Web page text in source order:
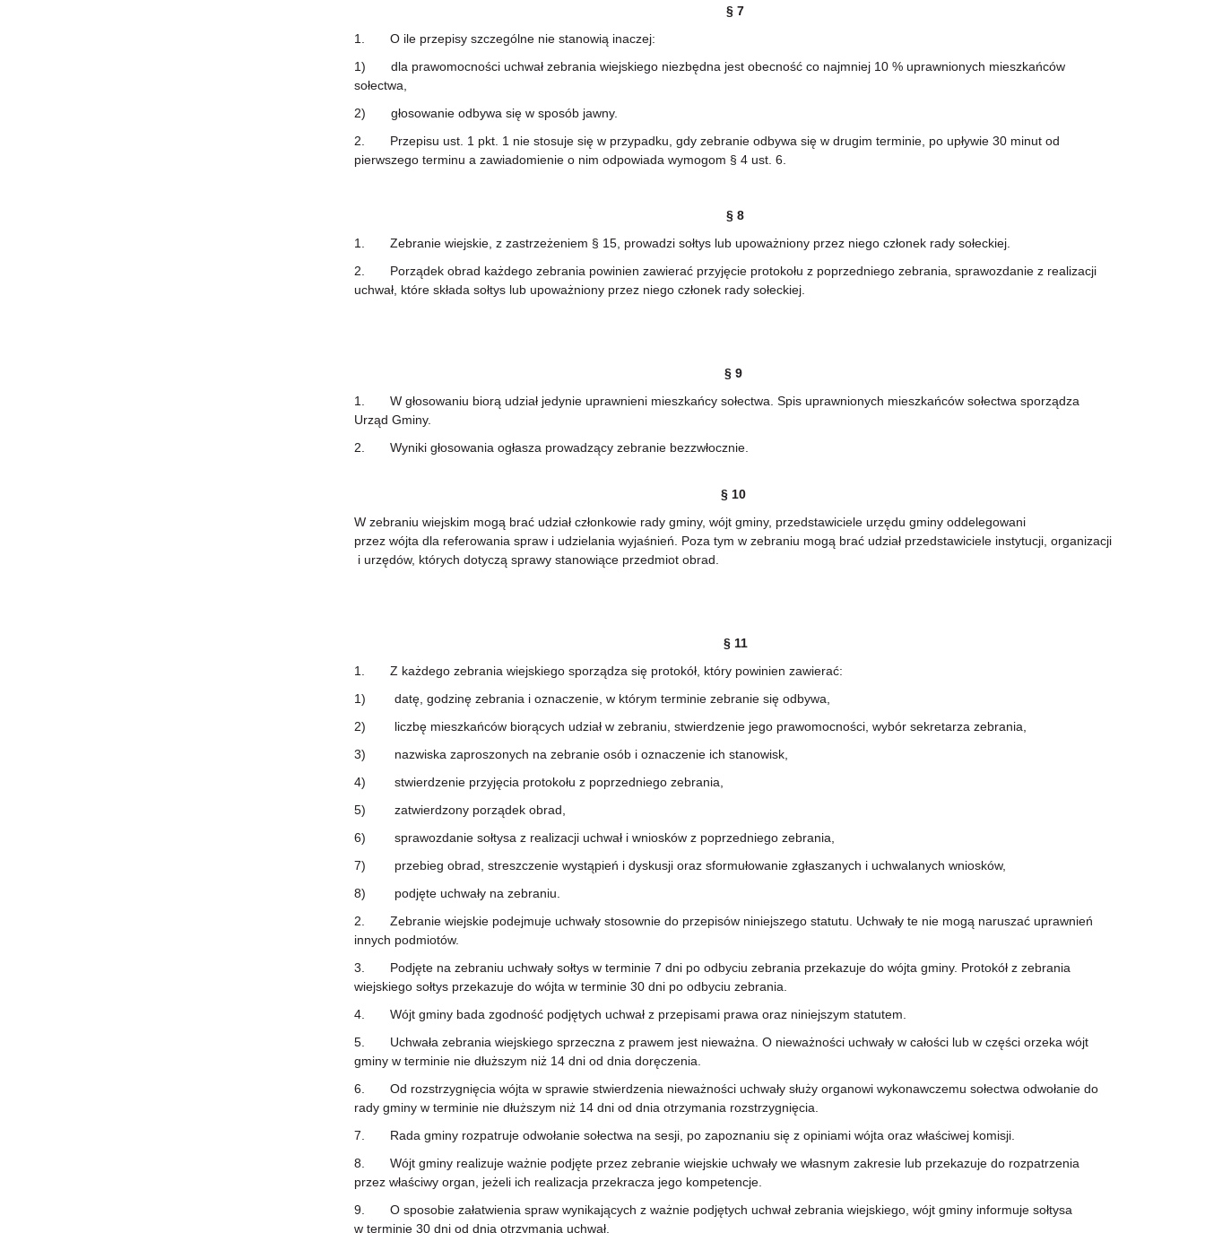
§ 7
1. O ile przepisy szczególne nie stanowią inaczej:
1) dla prawomocności uchwał zebrania wiejskiego niezbędna jest obecność co najmniej 10 % uprawnionych mieszkańców
sołectwa,
2) głosowanie odbywa się w sposób jawny.
2. Przepisu ust. 1 pkt. 1 nie stosuje się w przypadku, gdy zebranie odbywa się w drugim terminie, po upływie 30 minut od
pierwszego terminu a zawiadomienie o nim odpowiada wymogom § 4 ust. 6.
§ 8
1. Zebranie wiejskie, z zastrzeżeniem § 15, prowadzi sołtys lub upoważniony przez niego członek rady sołeckiej.
2. Porządek obrad każdego zebrania powinien zawierać przyjęcie protokołu z poprzedniego zebrania, sprawozdanie z realizacji
uchwał, które składa sołtys lub upoważniony przez niego członek rady sołeckiej.
§ 9
1. W głosowaniu biorą udział jedynie uprawnieni mieszkańcy sołectwa. Spis uprawnionych mieszkańców sołectwa sporządza
Urząd Gminy.
2. Wyniki głosowania ogłasza prowadzący zebranie bezzwłocznie.
§ 10
W zebraniu wiejskim mogą brać udział członkowie rady gminy, wójt gminy, przedstawiciele urzędu gminy oddelegowani
przez wójta dla referowania spraw i udzielania wyjaśnień. Poza tym w zebraniu mogą brać udział przedstawiciele instytucji, organizacji
i urzędów, których dotyczą sprawy stanowiące przedmiot obrad.
§ 11
1. Z każdego zebrania wiejskiego sporządza się protokół, który powinien zawierać:
1) datę, godzinę zebrania i oznaczenie, w którym terminie zebranie się odbywa,
2) liczbę mieszkańców biorących udział w zebraniu, stwierdzenie jego prawomocności, wybór sekretarza zebrania,
3) nazwiska zaproszonych na zebranie osób i oznaczenie ich stanowisk,
4) stwierdzenie przyjęcia protokołu z poprzedniego zebrania,
5) zatwierdzony porządek obrad,
6) sprawozdanie sołtysa z realizacji uchwał i wniosków z poprzedniego zebrania,
7) przebieg obrad, streszczenie wystąpień i dyskusji oraz sformułowanie zgłaszanych i uchwalanych wniosków,
8) podjęte uchwały na zebraniu.
2. Zebranie wiejskie podejmuje uchwały stosownie do przepisów niniejszego statutu. Uchwały te nie mogą naruszać uprawnień
innych podmiotów.
3. Podjęte na zebraniu uchwały sołtys w terminie 7 dni po odbyciu zebrania przekazuje do wójta gminy. Protokół z zebrania
wiejskiego sołtys przekazuje do wójta w terminie 30 dni po odbyciu zebrania.
4. Wójt gminy bada zgodność podjętych uchwał z przepisami prawa oraz niniejszym statutem.
5. Uchwała zebrania wiejskiego sprzeczna z prawem jest nieważna. O nieważności uchwały w całości lub w części orzeka wójt
gminy w terminie nie dłuższym niż 14 dni od dnia doręczenia.
6. Od rozstrzygnięcia wójta w sprawie stwierdzenia nieważności uchwały służy organowi wykonawczemu sołectwa odwołanie do
rady gminy w terminie nie dłuższym niż 14 dni od dnia otrzymania rozstrzygnięcia.
7. Rada gminy rozpatruje odwołanie sołectwa na sesji, po zapoznaniu się z opiniami wójta oraz właściwej komisji.
8. Wójt gminy realizuje ważnie podjęte przez zebranie wiejskie uchwały we własnym zakresie lub przekazuje do rozpatrzenia
przez właściwy organ, jeżeli ich realizacja przekracza jego kompetencje.
9. O sposobie załatwienia spraw wynikających z ważnie podjętych uchwał zebrania wiejskiego, wójt gminy informuje sołtysa
w terminie 30 dni od dnia otrzymania uchwał.